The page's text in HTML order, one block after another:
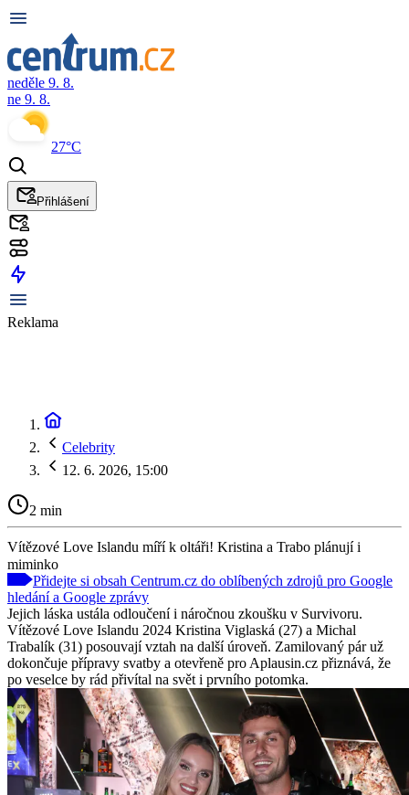
neděle 9. 8.
ne 9. 8.
27°C
Přihlášení
Reklama
Celebrity
12. 6. 2026, 15:00
2 min
Vítězové Love Islandu míří k oltáři! Kristina a Trabo plánují i
miminko
Přidejte si obsah Centrum.cz do oblíbených zdrojů pro Google
hledání a Google zprávy
Jejich láska ustála odloučení i náročnou zkoušku v Survivoru.
Vítězové Love Islandu 2024 Kristina Viglaská (27) a Michal
Trabalík (31) posouvají vztah na další úroveň. Zamilovaný pár už
dokončuje přípravy svatby a otevřeně pro Aplausin.cz přiznává, že
po veselce by rád přivítal na svět i prvního potomka.